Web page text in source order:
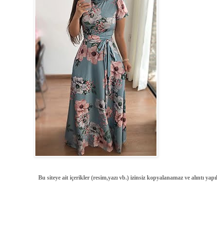
Bu siteye ait içerikler (resim,yazı vb.) izinsiz kopyalanamaz ve alıntı